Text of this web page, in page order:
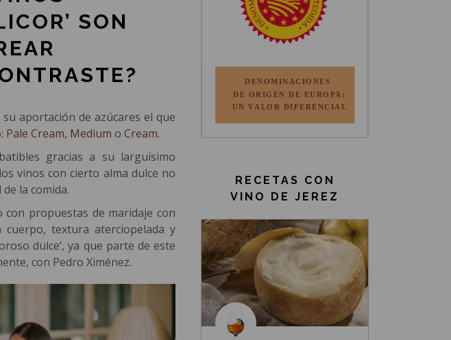
SON
aportación de azúcares el que
Pale Cream, Medium o Cream.
gracias a su larguísimo
vinos con cierto alma dulce no
la comida.
propuestas de maridaje con
textura aterciopelada y
dulce’, ya que parte de este
con Pedro Ximénez.
RECETAS CON
VINO DE JEREZ